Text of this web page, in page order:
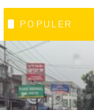
POPULER